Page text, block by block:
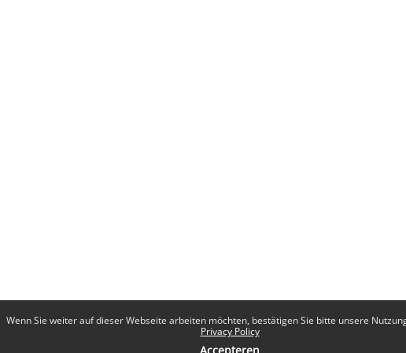
Wenn Sie weiter auf dieser Webseite arbeiten möchten, bestätigen Sie bitte unsere
Privacy Policy